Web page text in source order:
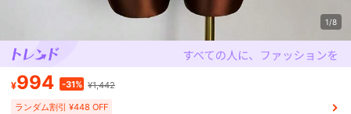
1/8
¥994 -31% ¥1,442
ランダム割引 ¥448 OFF